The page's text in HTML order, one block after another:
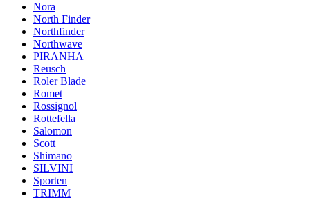
Nora
North Finder
Northfinder
Northwave
PIRANHA
Reusch
Roler Blade
Romet
Rossignol
Rottefella
Salomon
Scott
Shimano
SILVINI
Sporten
TRIMM